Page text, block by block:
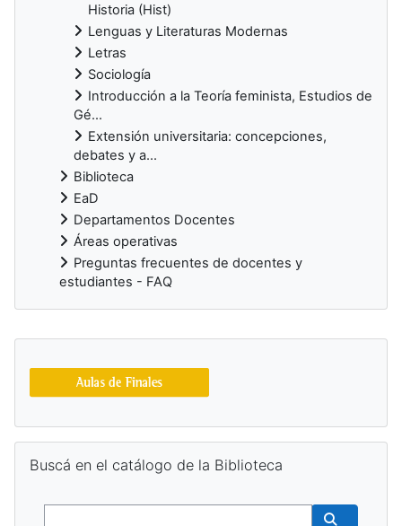
Historia (Hist)
Lenguas y Literaturas Modernas
Letras
Sociología
Introducción a la Teoría feminista, Estudios de
Gé...
Extensión universitaria: concepciones,
debates y a...
Biblioteca
EaD
Departamentos Docentes
Áreas operativas
Preguntas frecuentes de docentes y
estudiantes - FAQ
Bloques suplementarios
Buscá en el catálogo de la Biblioteca